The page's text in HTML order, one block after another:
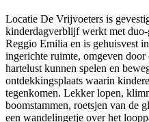
Locatie De Vrijvoeters is
kinderdagverblijf werkt met
Reggio Emilia en is gehuisvest
ingerichte ruimte, omgeven
hartelust kunnen spelen en
ontdekkingsplaats waarin
tegenkomen. Lekker lopen,
boomstammen, roetsjen van de
een wandelingetje over het